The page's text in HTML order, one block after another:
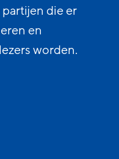
die er
en
worden.